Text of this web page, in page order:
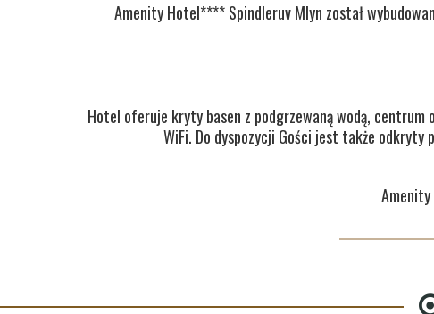
Amenity Hotel**** Spindleruv Mlyn został
Hotel oferuje kryty basen z podgrzewaną wodą, centrum
WiFi. Do dyspozycji Gości jest także
Amenity